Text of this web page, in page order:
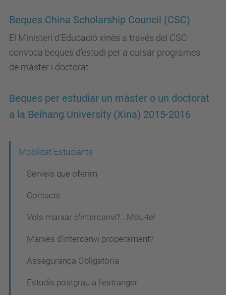
Beques China Scholarship Council (CSC)
El Ministeri d'Educació xinès a través del CSC
convoca beques d'estudi per a cursar programes
de màster i doctorat.
Beques per estudiar un màster o un doctorat
a la Beihang University (Xina) 2015-2016
Mobilitat Estudiants
Serveis que oferim
Contacte
Vols marxar d'intercanvi?...Mou-te!
Marxes d'intercanvi properament?
Assegurança Obligatòria
Estudis postgrau a l'estranger